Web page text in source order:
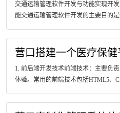
交通运输管理软件开发与功能实现开
能交通运输管理软件开发的主要目的
营口搭建一个医疗保
1. 前后端开发技术前端技术：主要负
体验。常用的前端技术包括HTML5、